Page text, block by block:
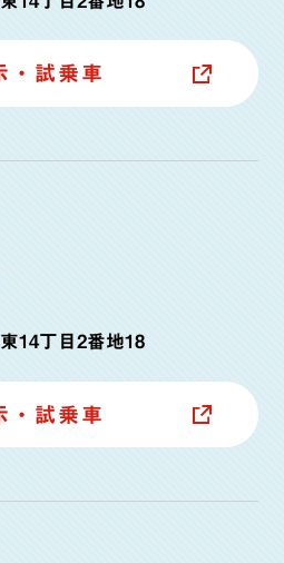
・試乗車
14丁目2番地18
・試乗車